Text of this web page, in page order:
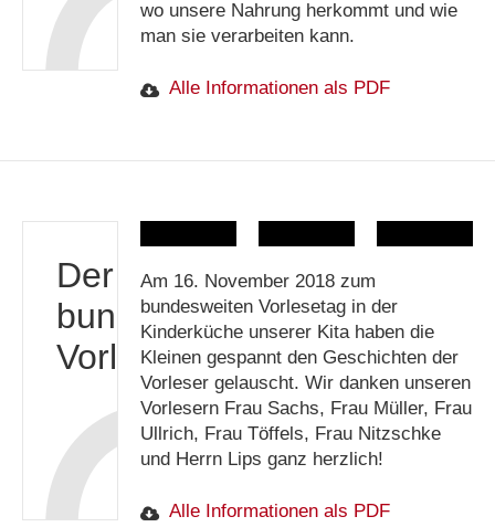
wo unsere Nahrung herkommt und wie
man sie verarbeiten kann.
Alle Informationen als PDF
Der
bundesweiter
Vorlesetag
Am 16. November 2018 zum
bundesweiten Vorlesetag in der
Kinderküche unserer Kita haben die
Kleinen gespannt den Geschichten der
Vorleser gelauscht. Wir danken unseren
Vorlesern Frau Sachs, Frau Müller, Frau
Ullrich, Frau Töffels, Frau Nitzschke
und Herrn Lips ganz herzlich!
Alle Informationen als PDF